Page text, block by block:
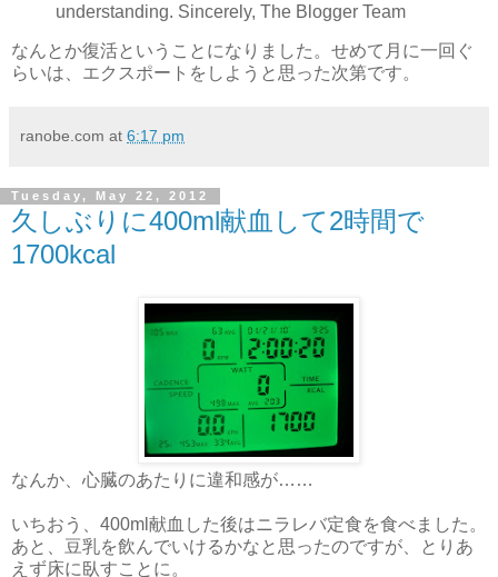
understanding. Sincerely, The Blogger Team
なんとか復活ということになりました。せめて月に一回ぐ
らいは、エクスポートをしようと思った次第です。
ranobe.com at 6:17 pm
Tuesday, May 22, 2012
久しぶりに400ml献血して2時間で
1700kcal
なんか、心臓のあたりに違和感が……
いちおう、400ml献血した後はニラレバ定食を食べました。
あと、豆乳を飲んでいけるかなと思ったのですが、とりあ
えず床に臥すことに。